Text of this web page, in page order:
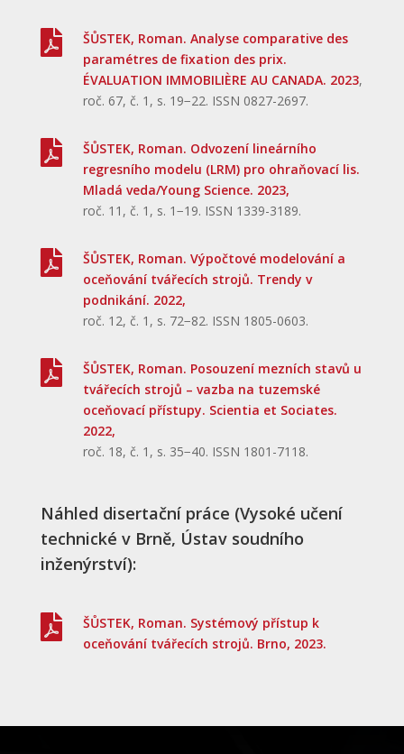

ŠŮSTEK, Roman. Analyse comparative des
paramétres de fixation des prix.
ÉVALUATION IMMOBILIÈRE AU CANADA. 2023,
roč. 67, č. 1, s. 19−22. ISSN 0827-2697.

ŠŮSTEK, Roman. Odvození lineárního
regresního modelu (LRM) pro ohraňovací lis.
Mladá veda/Young Science. 2023,
roč. 11, č. 1, s. 1−19. ISSN 1339-3189.

ŠŮSTEK, Roman. Výpočtové modelování a
oceňování tvářecích strojů. Trendy v
podnikání. 2022,
roč. 12, č. 1, s. 72−82. ISSN 1805-0603.

ŠŮSTEK, Roman. Posouzení mezních stavů u
tvářecích strojů – vazba na tuzemské
oceňovací přístupy. Scientia et Sociates.
2022,
roč. 18, č. 1, s. 35−40. ISSN 1801-7118.
Náhled disertační práce (Vysoké učení
technické v Brně, Ústav soudního
inženýrství):

ŠŮSTEK, Roman. Systémový přístup k
oceňování tvářecích strojů. Brno, 2023.